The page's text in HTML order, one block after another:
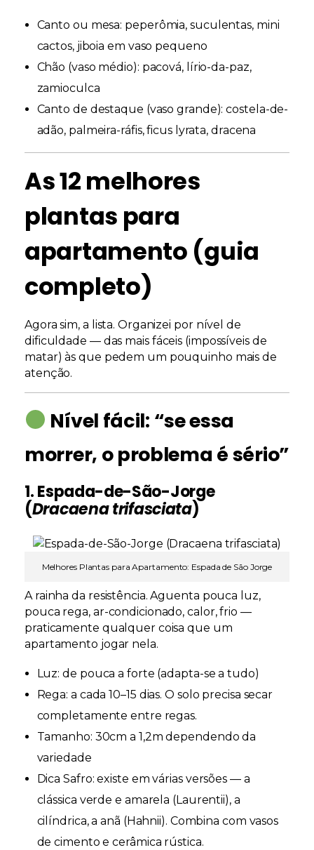
Canto ou mesa: peperômia, suculentas, mini
cactos, jiboia em vaso pequeno
Chão (vaso médio): pacová, lírio-da-paz,
zamioculca
Canto de destaque (vaso grande): costela-de-
adão, palmeira-ráfis, ficus lyrata, dracena
As 12 melhores
plantas para
apartamento (guia
completo)
Agora sim, a lista. Organizei por nível de
dificuldade — das mais fáceis (impossíveis de
matar) às que pedem um pouquinho mais de
atenção.
Nível fácil: “se essa
morrer, o problema é sério”
1. Espada-de-São-Jorge
(Dracaena trifasciata)
Melhores Plantas para Apartamento: Espada de São Jorge
A rainha da resistência. Aguenta pouca luz,
pouca rega, ar-condicionado, calor, frio —
praticamente qualquer coisa que um
apartamento jogar nela.
Luz: de pouca a forte (adapta-se a tudo)
Rega: a cada 10–15 dias. O solo precisa secar
completamente entre regas.
Tamanho: 30cm a 1,2m dependendo da
variedade
Dica Safro: existe em várias versões — a
clássica verde e amarela (Laurentii), a
cilíndrica, a anã (Hahnii). Combina com vasos
de cimento e cerâmica rústica.